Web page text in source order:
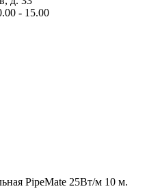
- 15.00
PipeMate 25Вт/м 10 м.